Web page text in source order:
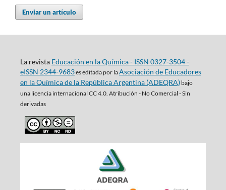
Enviar un artículo
La revista Educación en la Química - ISSN 0327-3504 -
eISSN 2344-9683es editada por laAsociación de Educadores
en la Química de la República Argentina (ADEQRA)bajo
una licencia internacional CC 4.0. Atribución - No Comercial - Sin
derivadas